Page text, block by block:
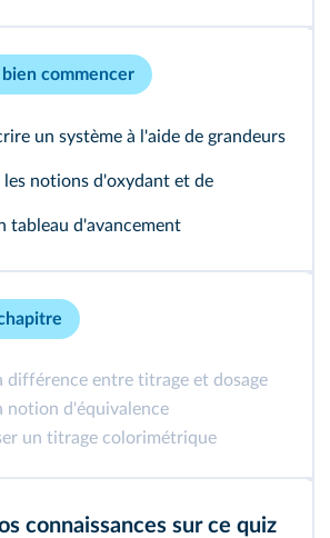
commencer
un système à l'aide de grandeurs
notions d'oxydant et de
tableau d'avancement
différence entre titrage et dosage
notion d'équivalence
un titrage colorimétrique
connaissances sur ce quiz